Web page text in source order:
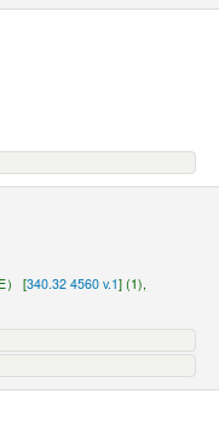
） [340.32 4560 v.1] (1),